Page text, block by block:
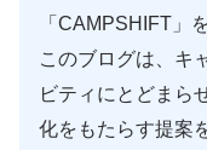
「CAMPSHIFT」
このブログは、キ
ビティにとどまら
化をもたらす提案